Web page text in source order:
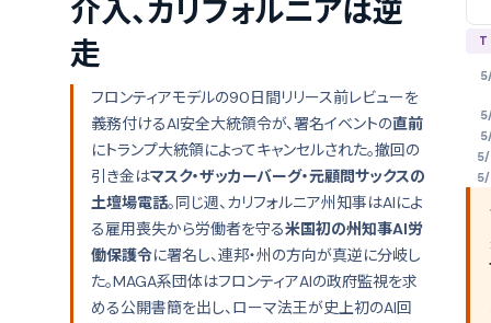
介入、カリフォルニアは逆
走
フロンティアモデルの90日間リリース前レビューを
義務付けるAI安全大統領令が、署名イベントの直前
にトランプ大統領によってキャンセルされた。撤回の
引き金はマスク・ザッカーバーグ・元顧問サックスの
土壇場電話。同じ週、カリフォルニア州知事はAIによ
る雇用喪失から労働者を守る米国初の州知事AI労
働保護令に署名し、連邦・州の方向が真逆に分岐し
た。MAGA系団体はフロンティアAIの政府監視を求
める公開書簡を出し、ローマ法王が史上初のAI回